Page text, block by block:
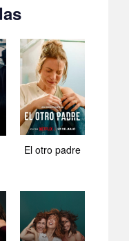
El otro padre